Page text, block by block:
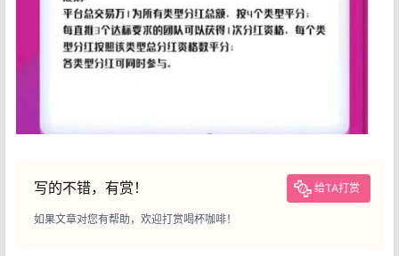
写的不错，有赏！ 给TA打赏
如果文章对您有帮助，欢迎打赏喝杯咖啡！